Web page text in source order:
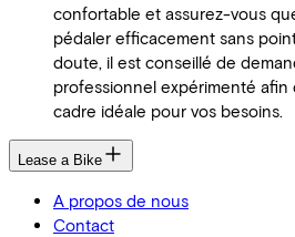
confortable et assurez-vous
pédaler efficacement sans
doute, il est conseillé de
professionnel expérimenté afin
cadre idéale pour vos besoins.
Lease a Bike
A propos de nous
Contact